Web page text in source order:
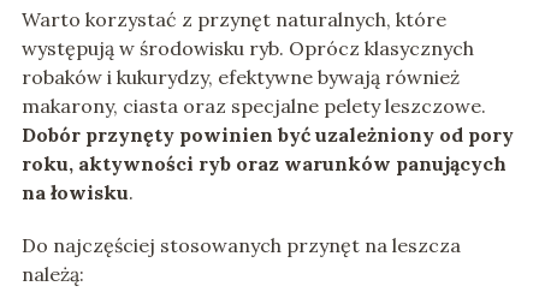
Warto korzystać z przynęt naturalnych, które
występują w środowisku ryb. Oprócz klasycznych
robaków i kukurydzy, efektywne bywają również
makarony, ciasta oraz specjalne pelety leszczowe.
Dobór przynęty powinien być uzależniony od pory
roku, aktywności ryb oraz warunków panujących
na łowisku.
Do najczęściej stosowanych przynęt na leszcza
należą: